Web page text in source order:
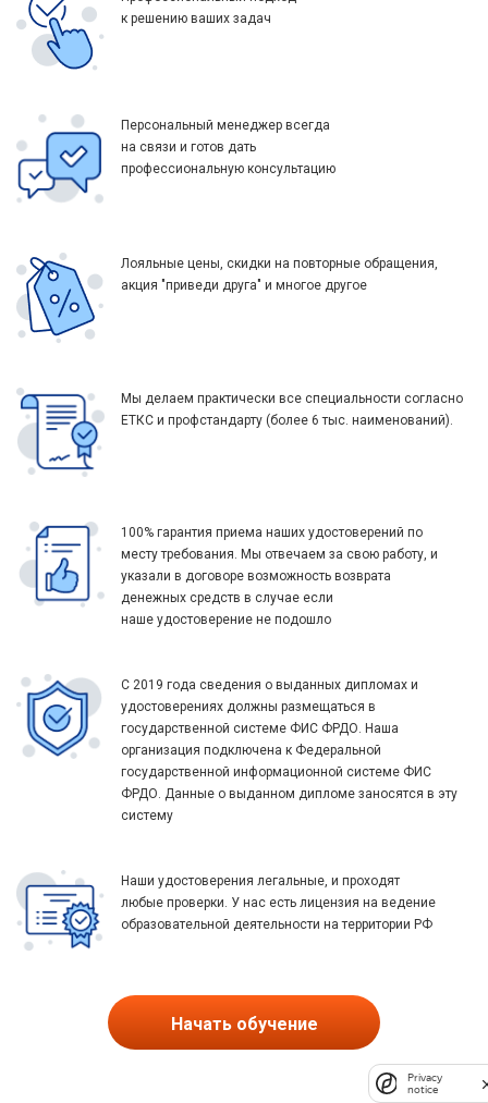
к решению ваших задач
Персональный менеджер всегда
на связи и готов дать
профессиональную консультацию
Лояльные цены, скидки на повторные обращения,
акция "приведи друга" и многое другое
Мы делаем практически все специальности согласно
ЕТКС и профстандарту (более 6 тыс. наименований).
100% гарантия приема наших удостоверений по
месту требования. Мы отвечаем за свою работу, и
указали в договоре возможность возврата
денежных средств в случае если
наше удостоверение не подошло
С 2019 года сведения о выданных дипломах и
удостоверениях должны размещаться в
государственной системе ФИС ФРДО. Наша
организация подключена к Федеральной
государственной информационной системе ФИС
ФРДО. Данные о выданном дипломе заносятся в эту
систему
Наши удостоверения легальные, и проходят
любые проверки. У нас есть лицензия на ведение
образовательной деятельности на территории РФ
Начать обучение
Privacy
notice